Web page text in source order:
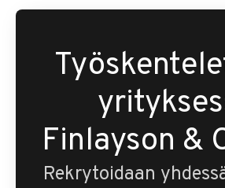
Finlayson &
Rekrytoidaan